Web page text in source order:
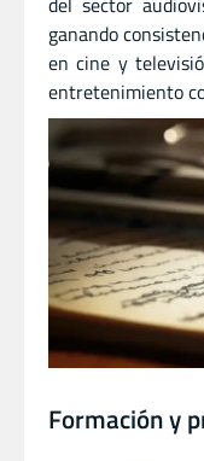
ganando
en cine y
entretenimiento
Formación y